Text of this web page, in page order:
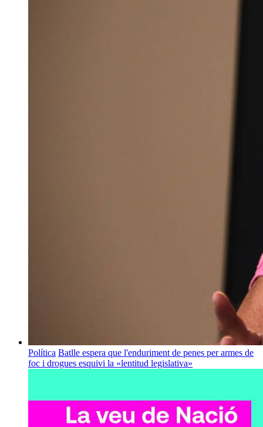
Política Batlle espera que l'enduriment de penes per armes de
foc i drogues esquivi la «lentitud legislativa»